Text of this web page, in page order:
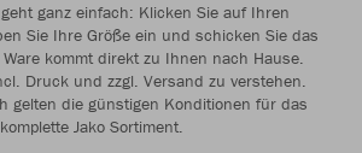
ganz einfach: Klicken Sie auf Ihren
Sie Ihre Größe ein und schicken Sie das
kommt direkt zu Ihnen nach Hause.
Druck und zzgl. Versand zu verstehen.
gelten die günstigen Konditionen für das
komplette Jako Sortiment.